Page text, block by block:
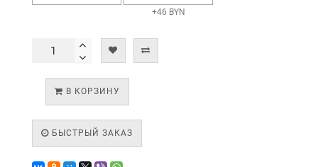
+46 BYN
В КОРЗИНУ
БЫСТРЫЙ ЗАКАЗ